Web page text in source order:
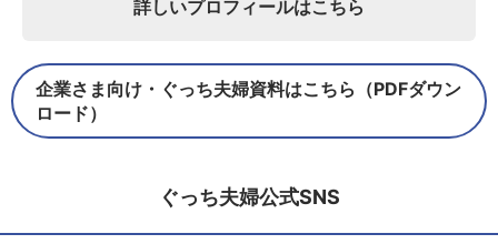
詳しいプロフィールはこちら
企業さま向け・ぐっち夫婦資料はこちら（PDFダウン
ロード）
ぐっち夫婦公式SNS